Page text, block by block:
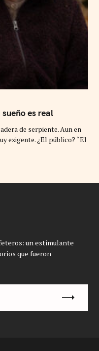
es real
de serpiente. Aun en
exigente. ¿El público? “El
un estimulante
que fueron